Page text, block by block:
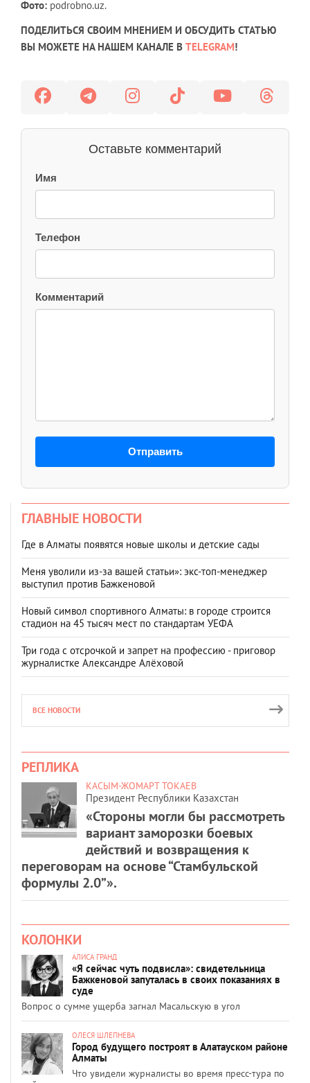
Фото: podrobno.uz.
ПОДЕЛИТЬСЯ СВОИМ МНЕНИЕМ И ОБСУДИТЬ СТАТЬЮ
ВЫ МОЖЕТЕ НА НАШЕМ КАНАЛЕ В TELEGRAM!
Оставьте комментарий
Имя
Телефон
Комментарий
Отправить
ГЛАВНЫЕ НОВОСТИ
Где в Алматы появятся новые школы и детские сады
Меня уволили из-за вашей статьи»: экс-топ-менеджер
выступил против Бажкеновой
Новый символ спортивного Алматы: в городе строится
стадион на 45 тысяч мест по стандартам УЕФА
Три года с отсрочкой и запрет на профессию - приговор
журналистке Александре Алёховой
ВСЕ НОВОСТИ
РЕПЛИКА
КАСЫМ-ЖОМАРТ ТОКАЕВ
Президент Республики Казахстан
«Стороны могли бы рассмотреть
вариант заморозки боевых
действий и возвращения к
переговорам на основе “Стамбульской
формулы 2.0”».
КОЛОНКИ
АЛИСА ГРАНД
«Я сейчас чуть подвисла»: свидетельница
Бажкеновой запуталась в своих показаниях в
суде
Вопрос о сумме ущерба загнал Масальскую в угол
ОЛЕСЯ ШЛЕПНЕВА
Город будущего построят в Алатауском районе
Алматы
Что увидели журналисты во время пресс-тура по